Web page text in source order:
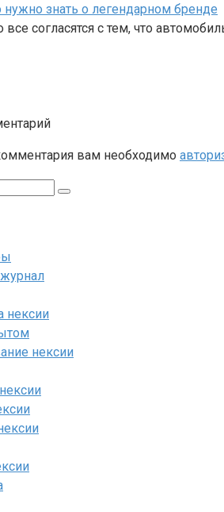
нужно знать о легендарном бренде
согласятся с тем, что
вам необходимо
нексии
нексии